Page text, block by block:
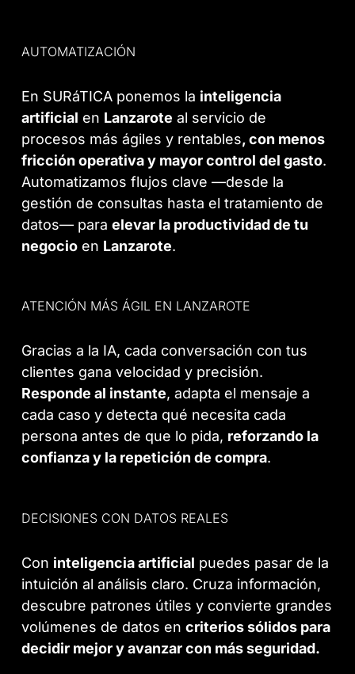
AUTOMATIZACIÓN
En SURáTICA ponemos la inteligencia
artificial en Lanzarote al servicio de
procesos más ágiles y rentables, con menos
fricción operativa y mayor control del gasto.
Automatizamos flujos clave —desde la
gestión de consultas hasta el tratamiento de
datos— paraelevar la productividad de tu
negocio en Lanzarote.
ATENCIÓN MÁS ÁGIL EN LANZAROTE
Gracias a la IA, cada conversación con tus
clientes gana velocidad y precisión.
Responde al instante, adapta el mensaje a
cada caso y detecta qué necesita cada
persona antes de que lo pida, reforzando la
confianza y la repetición de compra.
DECISIONES CON DATOS REALES
Con inteligencia artificial puedes pasar de la
intuición al análisis claro. Cruza información,
descubre patrones útiles y convierte grandes
volúmenes de datos encriterios sólidos para
decidir mejor y avanzar con más seguridad.